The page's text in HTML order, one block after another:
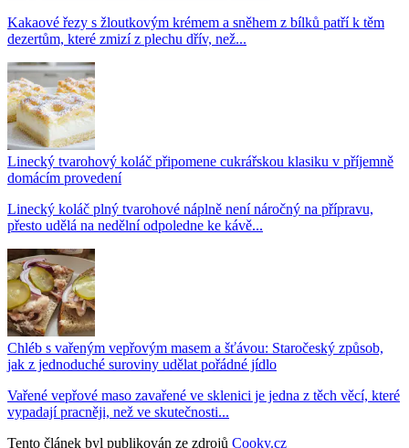
Kakaové řezy s žloutkovým krémem a sněhem z bílků patří k těm
dezertům, které zmizí z plechu dřív, než...
Linecký tvarohový koláč připomene cukrářskou klasiku v příjemně
domácím provedení
Linecký koláč plný tvarohové náplně není náročný na přípravu,
přesto udělá na nedělní odpoledne ke kávě...
Chléb s vařeným vepřovým masem a šťávou: Staročeský způsob,
jak z jednoduché suroviny udělat pořádné jídlo
Vařené vepřové maso zavařené ve sklenici je jedna z těch věcí, které
vypadají pracněji, než ve skutečnosti...
Tento článek byl publikován ze zdrojů Cooky.cz